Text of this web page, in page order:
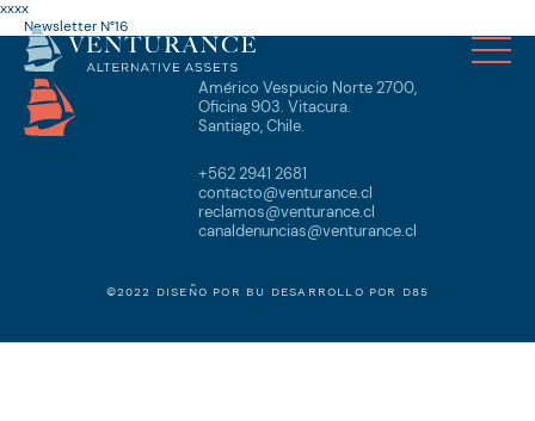
xxxx
Newsletter N°16
Américo Vespucio Norte 2700,
Oficina 903. Vitacura.
Santiago, Chile.
+562 2941 2681
contacto@venturance.cl
reclamos@venturance.cl
canaldenuncias@venturance.cl
©2022 DISEÑO POR BU DESARROLLO POR D85